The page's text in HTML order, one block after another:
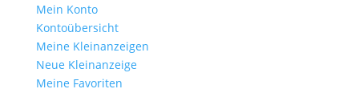
Mein Konto
Kontoübersicht
Meine Kleinanzeigen
Neue Kleinanzeige
Meine Favoriten